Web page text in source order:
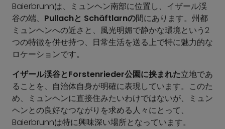
Baierbrunnは、ミュンヘン南部に位置し、イザール渓
谷の端、 Pullachと Schäftlarnの間にあります。州都
ミュンヘンへの近さと、風光明媚で静かな環境という2
つの特徴を併せ持つ、日常生活を送る上で特に魅力的な
ロケーションです。
イザール渓谷とForstenrieder公園に挟まれた立地であ
ることを、自治体自身が明確に表現しています。このた
め、ミュンヘンに直接住みたいわけではないが、ミュン
ヘンとの良好なつながりを求める人々にとって、
Baierbrunnは特に興味深い場所となっています。